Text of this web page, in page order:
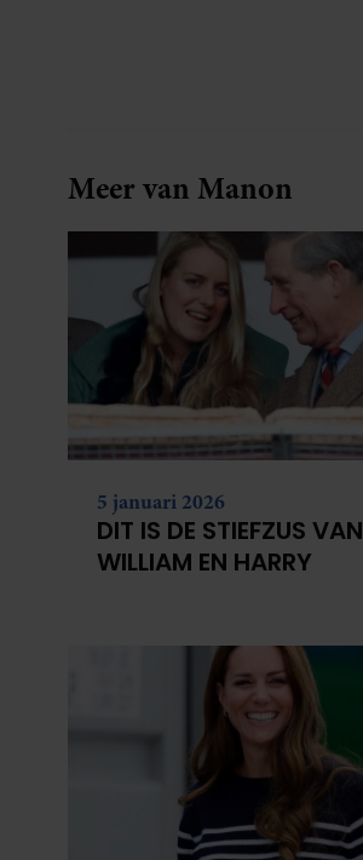
Meer van Manon
5 januari 2026
DIT IS DE STIEFZUS VAN
WILLIAM EN HARRY